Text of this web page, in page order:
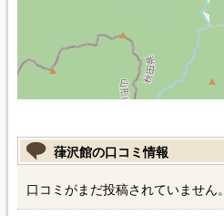
葎沢館の口コミ情報
口コミがまだ投稿されていません。